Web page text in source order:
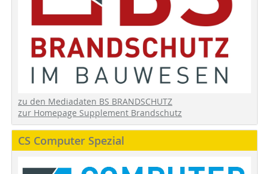
zu den Mediadaten BS BRANDSCHUTZ
zur Homepage Supplement Brandschutz
CS Computer Spezial